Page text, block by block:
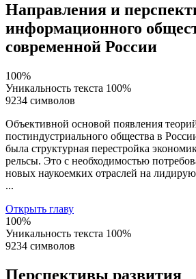
Направления и
информационного
современной России
100%
Уникальность текста 100%
9234 символов
Объективной основой появления
постиндустриального общества в
была структурная перестройка
рельсы. Это с необходимостью
новых наукоемких отраслей на
...
Открыть главу
100%
Уникальность текста 100%
9234 символов
Перспективы развития